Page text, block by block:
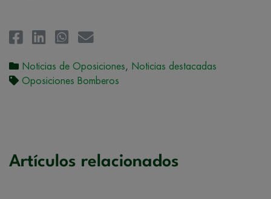
Noticias de Oposiciones, Noticias destacadas
Oposiciones Bomberos
Artículos relacionados